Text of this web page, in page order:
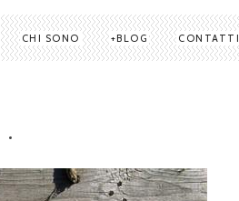
CHI SONO BLOG CONTATTI